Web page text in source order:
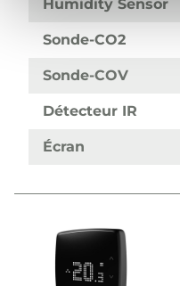
Humidity Sensor
Sonde-CO2
Sonde-COV
Détecteur IR
Écran